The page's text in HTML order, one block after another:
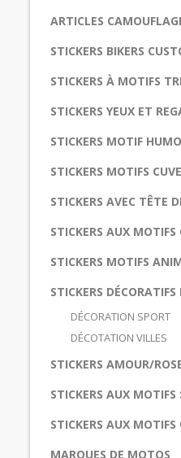
ARTICLES
STICKERS BIKERS
STICKERS À MOTIFS
STICKERS YEUX ET
STICKERS MOTIF
STICKERS MOTIFS
STICKERS AVEC TÊTE
STICKERS AUX MOTIFS
STICKERS MOTIFS
STICKERS
DÉCORATION SPORT
DÉCOTATION VILLES
STICKERS AMOUR/
STICKERS AUX MOTIFS
STICKERS AUX MOTIFS
MARQUES DE MOTOS